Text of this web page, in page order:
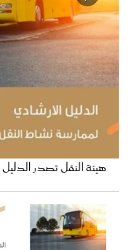
هيئة النقل تصدر
الهيئة العامة للنقل